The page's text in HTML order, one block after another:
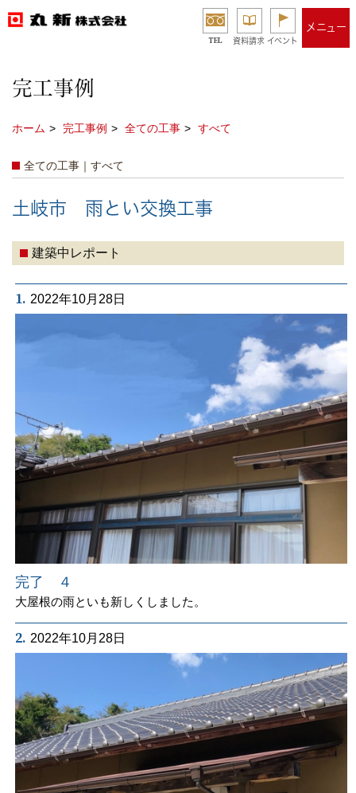
TEL 資料請求 イベント
メニュー
完工事例
ホーム 完工事例 全ての工事 すべて
全ての工事｜すべて
土岐市 雨とい交換工事
建築中レポート
1. 2022年10月28日
完了 ４
大屋根の雨といも新しくしました。
2. 2022年10月28日